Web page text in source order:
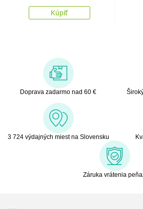
Kúpiť
Doprava zadarmo nad 60 €
3 724 výdajných miest na Slovensku
Záruka vrátenia